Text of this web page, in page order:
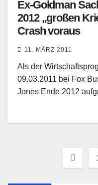
Ex-Goldman
2012 „großen
Crash voraus
11. MÄRZ 2011
Als der
09.03.2011 bei Fox
Jones Ende 2012